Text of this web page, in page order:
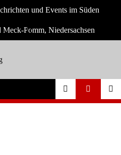
und Events im Süden
Pomm, Niedersachsen
Blog
Magazine